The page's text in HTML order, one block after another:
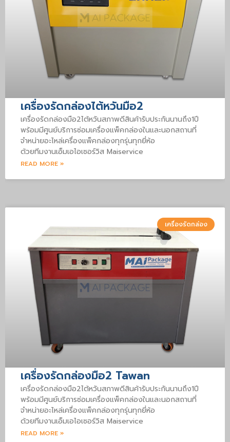
เครื่องรัดกล่องไต้หวันมือ2
เครื่องรัดกล่องมือ2ไต้หวันสภาพดีสินค้ารับประกันนานถึง1ปี
พร้อมมีศูนย์บริการซ่อมเครื่องแพ็คกล่องในและนอกสถานที่
จำหน่ายอะไหล่เครื่องแพ็คกล่องทุกรุ่นทุกยี่ห้อ
ด้วยทีมงานเอ็มเอไอเซอร์วิส Maiservice
READ MORE »
เครื่องรัดกล่อง
เครื่องรัดกล่องมือ2 Tawan
เครื่องรัดกล่องมือ2ไต้หวันสภาพดีสินค้ารับประกันนานถึง1ปี
พร้อมมีศูนย์บริการซ่อมเครื่องแพ็คกล่องในและนอกสถานที่
จำหน่ายอะไหล่เครื่องแพ็คกล่องทุกรุ่นทุกยี่ห้อ
ด้วยทีมงานเอ็มเอไอเซอร์วิส Maiservice
READ MORE »